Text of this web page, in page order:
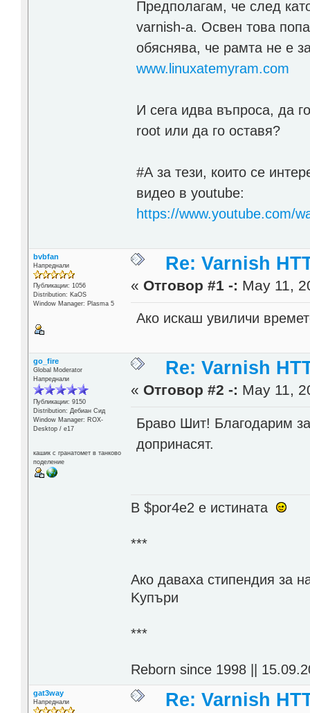
Предполагам, че след
varnish-a. Освен това
обяснява, че рамта не е
www.linuxatemyram.com
И сега идва въпроса, да
root или да го оставя?
#А за тези, които се
видео в youtube:
https://www.youtube.com/
bvbfan
Напреднали
Публикации: 1056
Distribution: KaOS
Window Manager: Plasma 5
Re: Varnish
« Отговор #1 -: May 11,
Ако искаш увиличи
go_fire
Global Moderator
Напреднали
Публикации: 9150
Distribution: Дебиан Сид
Window Manager: ROX-
Desktop / е17
кашик с гранатомет в танково
поделение
Re: Varnish
« Отговор #2 -: May 11,
Браво Шит! Благодарим
допринасят.
В $por4e2 e истината
***
Aко даваха стипендия за
Kупъри
***
Reborn since 1998 ||
gat3way
Напреднали Re: Varnish